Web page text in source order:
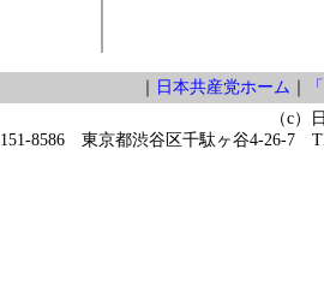
日本共産党ホーム
（c）
151-8586 東京都渋谷区千駄ヶ谷4-26-7